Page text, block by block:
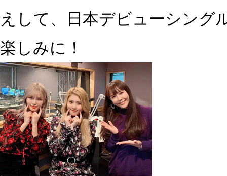
えして、日本デビューシング
楽しみに！